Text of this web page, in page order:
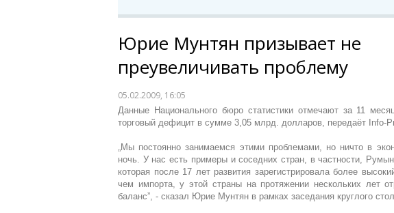
Юрие Мунтян призывает не
преувеличивать проблему
05.02.2009, 16:05
Данные Национального бюро статистики отмечают за 11
торговый дефицит в сумме 3,05 млрд. долларов, передаёт Info-
„Мы постоянно занимаемся этими проблемами, но ничто в
ночь. У нас есть примеры и соседних стран, в частности,
которая после 17 лет развития зарегистрировала более
чем импорта, у этой страны на протяжении нескольких лет
баланс”, - сказал Юрие Мунтян в рамках заседания круглого